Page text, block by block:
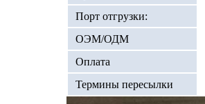
Порт отгрузки:
ОЭМ/ОДМ
Оплата
Термины пересылки